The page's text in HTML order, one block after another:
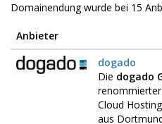
Domainendung wurde bei 15
Anbieter
dogado
Die dogado
Cloud
aus